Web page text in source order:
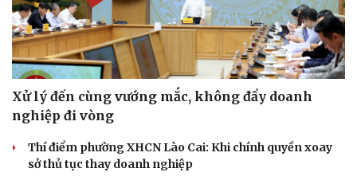
Xử lý đến cùng vướng mắc, không đẩy doanh
nghiệp đi vòng
Thí điểm phường XHCN Lào Cai: Khi chính quyền xoay
sở thủ tục thay doanh nghiệp